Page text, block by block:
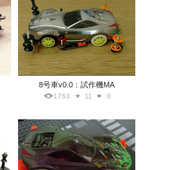
8号車v0.0：試作機MA
1763 11 0